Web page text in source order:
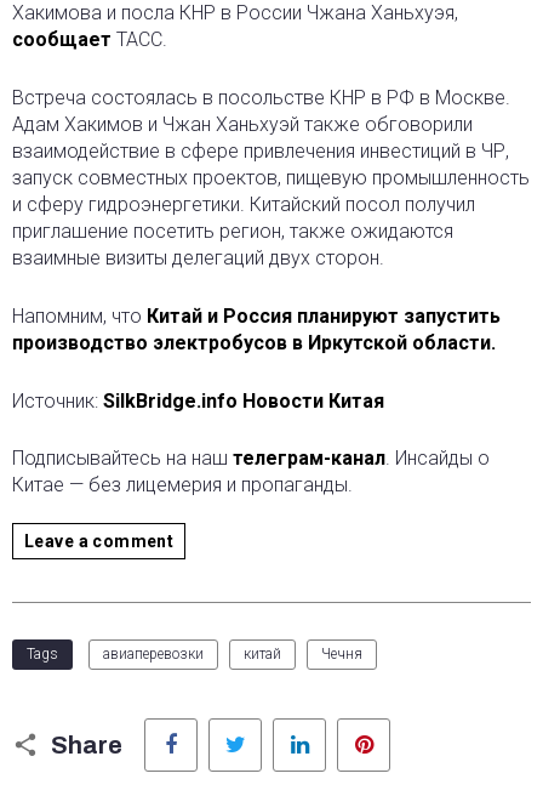
Хакимова и посла КНР в России Чжана Ханьхуэя,
сообщает ТАСС.
Встреча состоялась в посольстве КНР в РФ в Москве.
Адам Хакимов и Чжан Ханьхуэй также обговорили
взаимодействие в сфере привлечения инвестиций в ЧР,
запуск совместных проектов, пищевую промышленность
и сферу гидроэнергетики. Китайский посол получил
приглашение посетить регион, также ожидаются
взаимные визиты делегаций двух сторон.
Напомним, что Китай и Россия планируют запустить
производство электробусов в Иркутской области.
Источник: SilkBridge.info Новости Китая
Подписывайтесь на наш телеграм-канал. Инсайды о
Китае — без лицемерия и пропаганды.
Leave a comment
Tags авиаперевозки китай Чечня
Share
Facebook Twitter LinkedIn